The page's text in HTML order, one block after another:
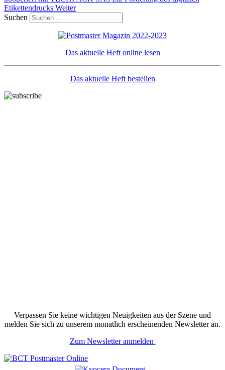
Etikettendrucks Weiter
Suchen
Das aktuelle Heft online lesen
Das aktuelle Heft bestellen
Verpassen Sie keine wichtigen Neuigkeiten aus der Szene und
melden Sie sich zu unserem monatlich erscheinenden Newsletter an.
Zum Newsletter anmelden